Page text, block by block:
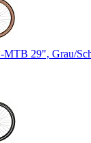
MTB 29", Grau/